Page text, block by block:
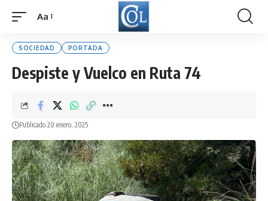
Font
Aa
SOCIEDAD PORTADA
Despiste y Vuelco en Ruta 74
Publicado 20 enero, 2025